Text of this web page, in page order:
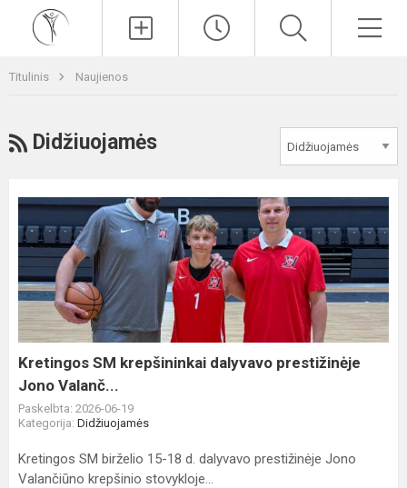
Titulinis Naujienos
RSS
Didžiuojamės
Kretingos
SM
krepšininkai
dalyvavo
prestižinėje
Jono
Valanč...
Kretingos SM krepšininkai dalyvavo prestižinėje
Jono Valanč...
Paskelbta: 2026-06-19
Kategorija: Didžiuojamės
Kretingos SM birželio 15-18 d. dalyvavo prestižinėje Jono
Valančiūno krepšinio stovykloje...